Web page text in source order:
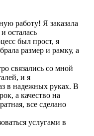
работу! Я заказала
осталась
был прост, я
размер и рамку, а
связались со мной
и я
в надежных руках. В
а качество на
все сделано
услугами в